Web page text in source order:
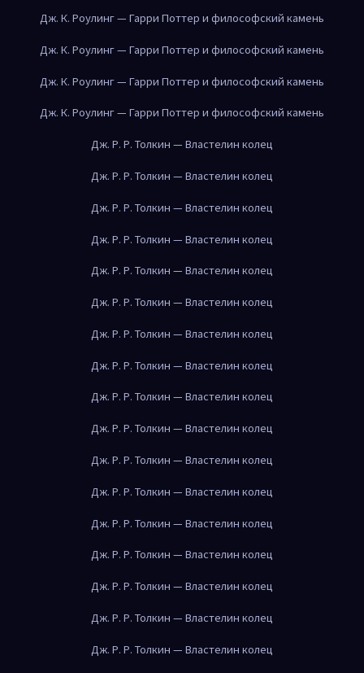
Дж. К. Роулинг — Гарри Поттер и философский камень
Дж. К. Роулинг — Гарри Поттер и философский камень
Дж. К. Роулинг — Гарри Поттер и философский камень
Дж. К. Роулинг — Гарри Поттер и философский камень
Дж. Р. Р. Толкин — Властелин колец
Дж. Р. Р. Толкин — Властелин колец
Дж. Р. Р. Толкин — Властелин колец
Дж. Р. Р. Толкин — Властелин колец
Дж. Р. Р. Толкин — Властелин колец
Дж. Р. Р. Толкин — Властелин колец
Дж. Р. Р. Толкин — Властелин колец
Дж. Р. Р. Толкин — Властелин колец
Дж. Р. Р. Толкин — Властелин колец
Дж. Р. Р. Толкин — Властелин колец
Дж. Р. Р. Толкин — Властелин колец
Дж. Р. Р. Толкин — Властелин колец
Дж. Р. Р. Толкин — Властелин колец
Дж. Р. Р. Толкин — Властелин колец
Дж. Р. Р. Толкин — Властелин колец
Дж. Р. Р. Толкин — Властелин колец
Дж. Р. Р. Толкин — Властелин колец